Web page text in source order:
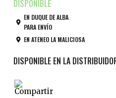
EN DUQUE DE ALBA
PARA ENVÍO
EN ATENEO LA MALICIOSA